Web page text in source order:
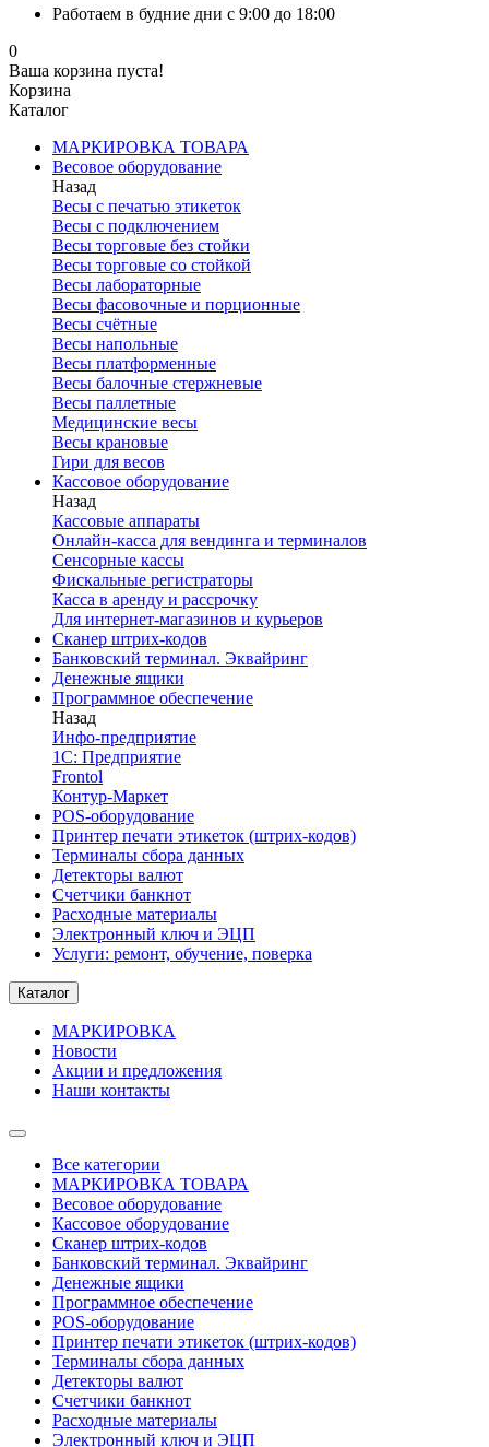
Работаем в будние дни с 9:00 до 18:00
0
Ваша корзина пуста!
Корзина
Каталог
МАРКИРОВКА ТОВАРА
Весовое оборудование
Назад
Весы с печатью этикеток
Весы с подключением
Весы торговые без стойки
Весы торговые со стойкой
Весы лабораторные
Весы фасовочные и порционные
Весы счётные
Весы напольные
Весы платформенные
Весы балочные стержневые
Весы паллетные
Медицинские весы
Весы крановые
Гири для весов
Кассовое оборудование
Назад
Кассовые аппараты
Онлайн-касса для вендинга и терминалов
Сенсорные кассы
Фискальные регистраторы
Касса в аренду и рассрочку
Для интернет-магазинов и курьеров
Сканер штрих-кодов
Банковский терминал. Эквайринг
Денежные ящики
Программное обеспечение
Назад
Инфо-предприятие
1С: Предприятие
Frontol
Контур-Маркет
POS-оборудование
Принтер печати этикеток (штрих-кодов)
Терминалы сбора данных
Детекторы валют
Счетчики банкнот
Расходные материалы
Электронный ключ и ЭЦП
Услуги: ремонт, обучение, поверка
Каталог
МАРКИРОВКА
Новости
Акции и предложения
Наши контакты
Все категории
МАРКИРОВКА ТОВАРА
Весовое оборудование
Кассовое оборудование
Сканер штрих-кодов
Банковский терминал. Эквайринг
Денежные ящики
Программное обеспечение
POS-оборудование
Принтер печати этикеток (штрих-кодов)
Терминалы сбора данных
Детекторы валют
Счетчики банкнот
Расходные материалы
Электронный ключ и ЭЦП